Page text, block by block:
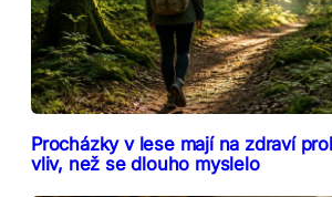
Procházky v lese mají na zdraví
vliv, než se dlouho myslelo